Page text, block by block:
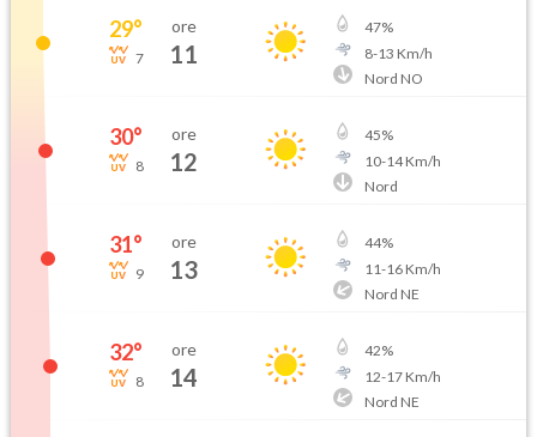
29°
7
ore
11
47%
8-13 Km/h
Nord NO
30°
8
ore
12
45%
10-14Km/h
Nord
31°
9
ore
13
44%
11-16Km/h
Nord NE
32°
8
ore
14
42%
12-17Km/h
Nord NE